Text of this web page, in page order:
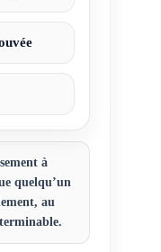
à
quelqu’un
au